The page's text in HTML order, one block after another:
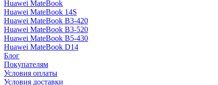
Huawei MateBook
Huawei MateBook 14S
Huawei MateBook B3-420
Huawei MateBook B3-520
Huawei MateBook B5-430
Huawei MateBook D14
Блог
Покупателям
Условия оплаты
Условия доставки